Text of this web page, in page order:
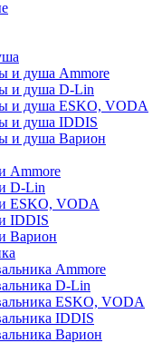
и душа Ammore
и душа D-Lin
и душа ESKO, VODA
и душа IDDIS
и душа Варион
Ammore
D-Lin
ESKO, VODA
IDDIS
Варион
Ammore
D-Lin
ESKO, VODA
IDDIS
Варион